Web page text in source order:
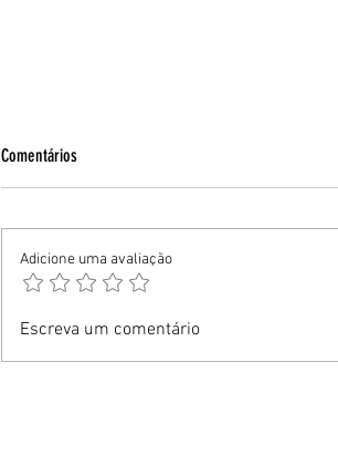
EPTC participa de evento de mobilidade e
Comentários
Adicione uma avaliação
Escreva um comentário